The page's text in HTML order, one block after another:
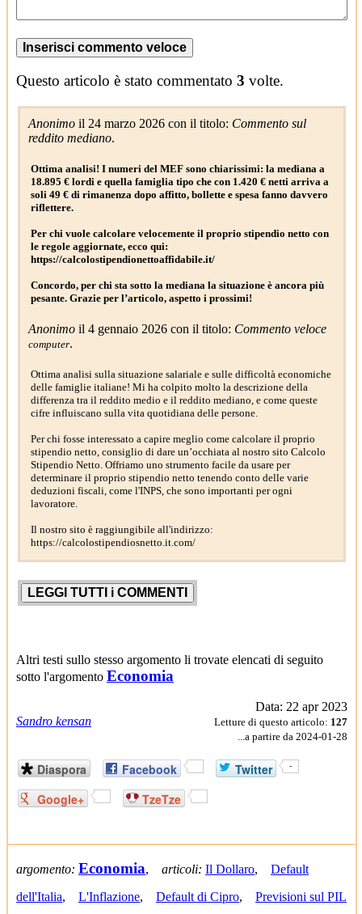
Questo articolo è stato commentato 3 volte.
Anonimo il 24 marzo 2026 con il titolo: Commento sul
reddito mediano.
Ottima analisi! I numeri del MEF sono chiarissimi: la mediana a
18.895 € lordi e quella famiglia tipo che con 1.420 € netti arriva a
soli 49 € di rimanenza dopo affitto, bollette e spesa fanno davvero
riflettere.
Per chi vuole calcolare velocemente il proprio stipendio netto con
le regole aggiornate, ecco qui:
https://calcolostipendionettoaffidabile.it/
Concordo, per chi sta sotto la mediana la situazione è ancora più
pesante. Grazie per l’articolo, aspetto i prossimi!
Anonimo il 4 gennaio 2026 con il titolo: Commento veloce
computer.
Ottima analisi sulla situazione salariale e sulle difficoltà economiche
delle famiglie italiane! Mi ha colpito molto la descrizione della
differenza tra il reddito medio e il reddito mediano, e come queste
cifre influiscano sulla vita quotidiana delle persone.
Per chi fosse interessato a capire meglio come calcolare il proprio
stipendio netto, consiglio di dare un’occhiata al nostro sito Calcolo
Stipendio Netto. Offriamo uno strumento facile da usare per
determinare il proprio stipendio netto tenendo conto delle varie
deduzioni fiscali, come l'INPS, che sono importanti per ogni
lavoratore.
Il nostro sito è raggiungibile all'indirizzo:
https://calcolostipendiosnetto.it.com/
Altri testi sullo stesso argomento li trovate elencati di seguito
sotto l'argomento Economia
Sandro kensan
Data: 22 apr 2023
Letture di questo articolo: 127
...a partire da 2024-01-28
Diaspora Facebook Twitter -
Google+ TzeTze
argomento: Economia, articoli: Il Dollaro, Default
dell'Italia, L'Inflazione, Default di Cipro, Previsioni sul PIL